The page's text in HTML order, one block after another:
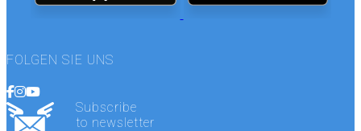
FOLGEN SIE UNS
Subscribe
to newsletter